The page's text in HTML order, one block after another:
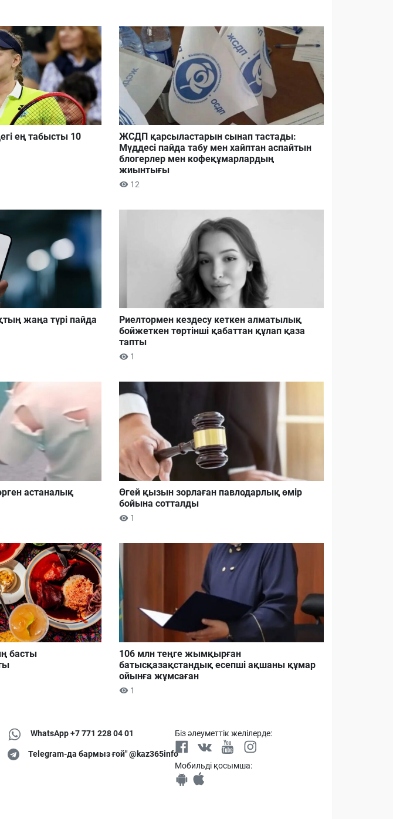
ең табысты 10
ЖСДП қарсыластарын сынап тастады:
Мүддесі пайда табу мен хайптан аспайтын
блогерлер мен кофеқұмарлардың
жиынтығы
12
жаңа түрі пайда
Риелтормен кездесу кеткен алматылық
бойжеткен төртінші қабаттан құлап қаза
тапты
1
астаналық
Өгей қызын зорлаған павлодарлық өмір
бойына сотталды
1
басты
106 млн теңге жымқырған
батысқазақстандық есепші ақшаны құмар
ойынға жұмсаған
1
WhatsApp +7 771 228 04 01
Telegram-да бармыз ғой" @kaz365info
Біз әлеуметтік желілерде:
Мобильді қосымша: